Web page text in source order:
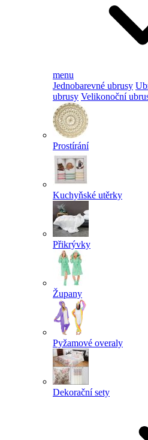
menu
Jednobarevné ubrusy
ubrusy Velikonoční
Prostírání
Kuchyňské utěrky
Přikrývky
Župany
Pyžamové overaly
Dekorační sety